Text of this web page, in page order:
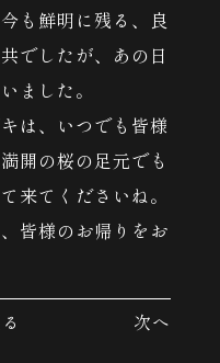
も鮮明に残る、良
でしたが、あの日
ました。
は、いつでも皆様
開の桜の足元でも
来てくださいね。
皆様のお帰りをお
次へ